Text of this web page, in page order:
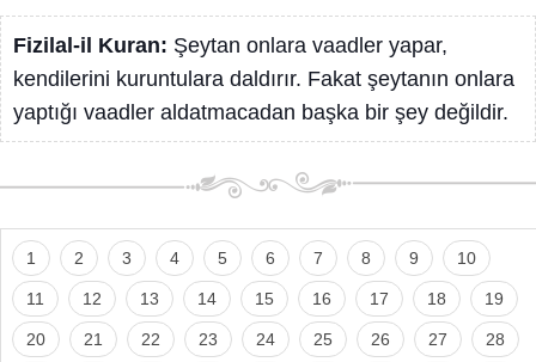
Fizilal-il Kuran: Şeytan onlara vaadler yapar,
kendilerini kuruntulara daldırır. Fakat şeytanın onlara
yaptığı vaadler aldatmacadan başka bir şey değildir.
1 2 3 4 5 6 7 8 9 10
11 12 13 14 15 16 17 18 19
20 21 22 23 24 25 26 27 28